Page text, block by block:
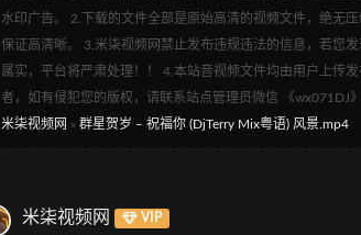
水印广告。 2.下载的文件全部是原始高清的视频文件，绝无
保证高清晰。 3.米柒视频网禁止发布违规违法的信息，若您
属实，平台将严肃处理！！ 4.本站音视频文件均由用户上传
者，如有侵犯您的版权，请联系站点管理员微信 《wx071DJ
米柒视频网 » 群星贺岁 – 祝福你 (DjTerry Mix粤语) 风景.mp4
米柒视频网 VIP